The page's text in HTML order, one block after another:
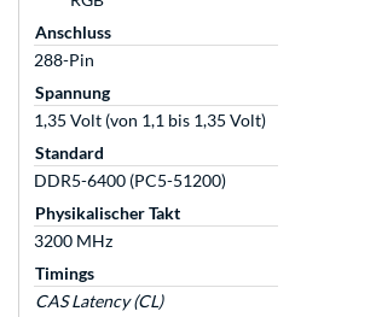
Anschluss
288-Pin
Spannung
1,35 Volt (von 1,1 bis 1,35 Volt)
Standard
DDR5-6400 (PC5-51200)
Physikalischer Takt
3200 MHz
Timings
CAS Latency (CL)